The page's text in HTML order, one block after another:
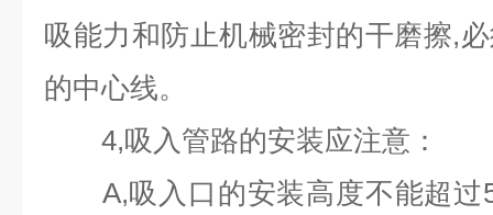
吸能力和防止机械密封的干磨擦,
的中心线。
4,吸入管路的安装应注意：
A,吸入口的安装高度不能超过